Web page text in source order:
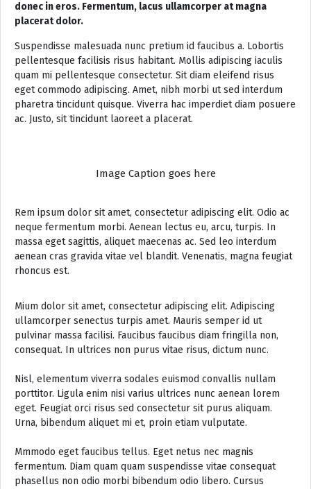
donec in eros. Fermentum, lacus ullamcorper at magna
placerat dolor.
Suspendisse malesuada nunc pretium id faucibus a. Lobortis
pellentesque facilisis risus habitant. Mollis adipiscing iaculis
quam mi pellentesque consectetur. Sit diam eleifend risus
eget commodo adipiscing. Amet, nibh morbi ut sed interdum
pharetra tincidunt quisque. Viverra hac imperdiet diam posuere
ac. Justo, sit tincidunt laoreet a placerat.
Image Caption goes here
Rem ipsum dolor sit amet, consectetur adipiscing elit. Odio ac
neque fermentum morbi. Aenean lectus eu, arcu, turpis. In
massa eget sagittis, aliquet maecenas ac. Sed leo interdum
aenean cras gravida vitae vel blandit. Venenatis, magna feugiat
rhoncus est.
Mium dolor sit amet, consectetur adipiscing elit. Adipiscing
ullamcorper senectus turpis amet. Mauris semper id ut
pulvinar massa facilisi. Faucibus faucibus diam fringilla non,
consequat. In ultrices non purus vitae risus, dictum nunc.
Nisl, elementum viverra sodales euismod convallis nullam
porttitor. Ligula enim nisi varius ultrices nunc aenean lorem
eget. Feugiat orci risus sed consectetur sit purus aliquam.
Urna, bibendum aliquet mi et, proin etiam vulputate.
Mmmodo eget faucibus tellus. Eget netus nec magnis
fermentum. Diam quam quam suspendisse vitae consequat
phasellus non odio morbi bibendum odio libero. Cursus